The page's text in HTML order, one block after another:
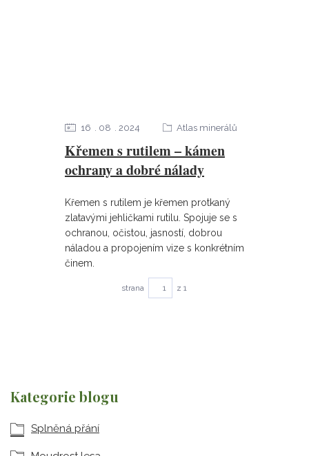
Kategorie blogu
Splněná přání
Křemen s rutilem – kámen
ochrany a dobré nálady
16 08 2024 Atlas minerálů
Křemen s rutilem je křemen protkaný
zlatavými jehličkami rutilu. Spojuje se s
ochranou, očistou, jasností, dobrou
náladou a propojením vize s konkrétním
činem.
strana z 1